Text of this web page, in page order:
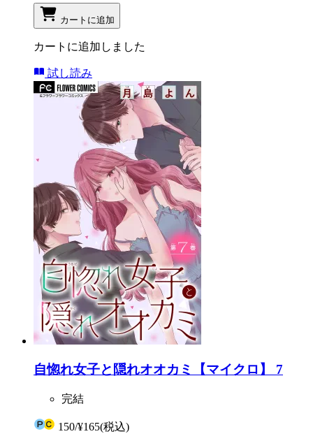
カートに追加
カートに追加しました
試し読み
自惚れ女子と隠れオオカミ【マイクロ】 7
完結
150/¥165(税込)